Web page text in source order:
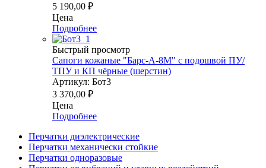
5 190,00 ₽
Цена
Подробнее
Быстрый просмотр
Сапоги кожаные "Барс-А-8М" с подошвой ПУ/
ТПУ и КП чёрные (шерстин)
Артикул: Бот3
3 370,00 ₽
Цена
Подробнее
Перчатки диэлектрические
Перчатки механически стойкие
Перчатки одноразовые